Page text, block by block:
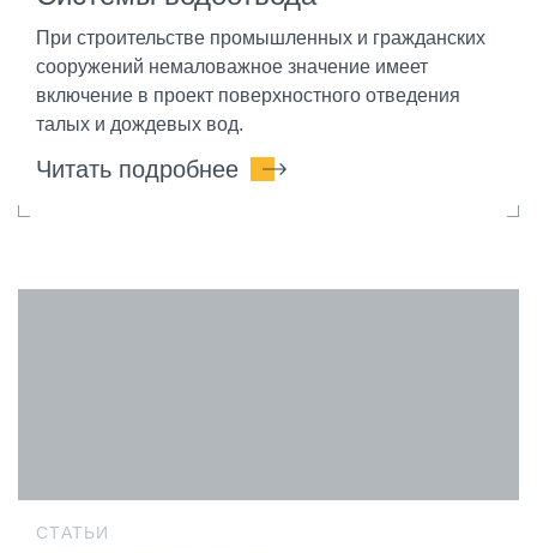
При строительстве промышленных и гражданских
сооружений немаловажное значение имеет
включение в проект поверхностного отведения
талых и дождевых вод.
Читать подробнее
СТАТЬИ